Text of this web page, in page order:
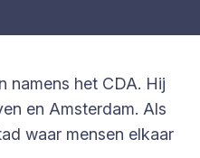
namens het CDA. Hij
en Amsterdam. Als
waar mensen elkaar